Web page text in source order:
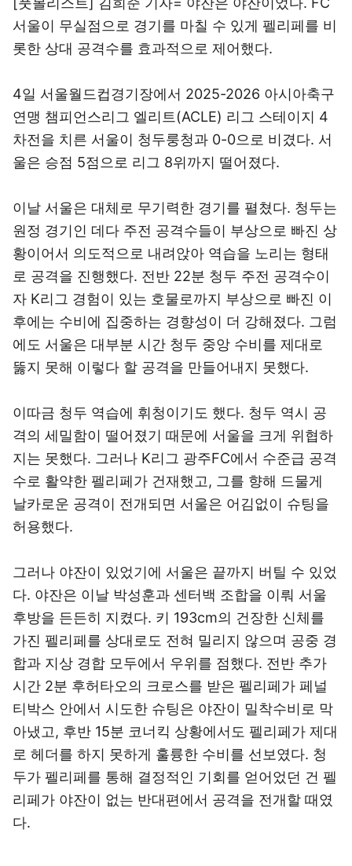
서울이 무실점으로 경기를 마칠 수 있게 펠리페를 비
롯한 상대 공격수를 효과적으로 제어했다.
4일 서울월드컵경기장에서 2025-2026 아시아축구
연맹 챔피언스리그 엘리트(ACLE) 리그 스테이지 4
차전을 치른 서울이 청두룽청과 0-0으로 비겼다. 서
울은 승점 5점으로 리그 8위까지 떨어졌다.
이날 서울은 대체로 무기력한 경기를 펼쳤다. 청두는
원정 경기인 데다 주전 공격수들이 부상으로 빠진 상
황이어서 의도적으로 내려앉아 역습을 노리는 형태
로 공격을 진행했다. 전반 22분 청두 주전 공격수이
자 K리그 경험이 있는 호물로까지 부상으로 빠진 이
후에는 수비에 집중하는 경향성이 더 강해졌다. 그럼
에도 서울은 대부분 시간 청두 중앙 수비를 제대로
뚫지 못해 이렇다 할 공격을 만들어내지 못했다.
이따금 청두 역습에 휘청이기도 했다. 청두 역시 공
격의 세밀함이 떨어졌기 때문에 서울을 크게 위협하
지는 못했다. 그러나 K리그 광주FC에서 수준급 공격
수로 활약한 펠리페가 건재했고, 그를 향해 드물게
날카로운 공격이 전개되면 서울은 어김없이 슈팅을
허용했다.
그러나 야잔이 있었기에 서울은 끝까지 버틸 수 있었
다. 야잔은 이날 박성훈과 센터백 조합을 이뤄 서울
후방을 든든히 지켰다. 키 193cm의 건장한 신체를
가진 펠리페를 상대로도 전혀 밀리지 않으며 공중 경
합과 지상 경합 모두에서 우위를 점했다. 전반 추가
시간 2분 후허타오의 크로스를 받은 펠리페가 페널
티박스 안에서 시도한 슈팅은 야잔이 밀착수비로 막
아냈고, 후반 15분 코너킥 상황에서도 펠리페가 제대
로 헤더를 하지 못하게 훌륭한 수비를 선보였다. 청
두가 펠리페를 통해 결정적인 기회를 얻어었던 건 펠
리페가 야잔이 없는 반대편에서 공격을 전개할 때였
다.